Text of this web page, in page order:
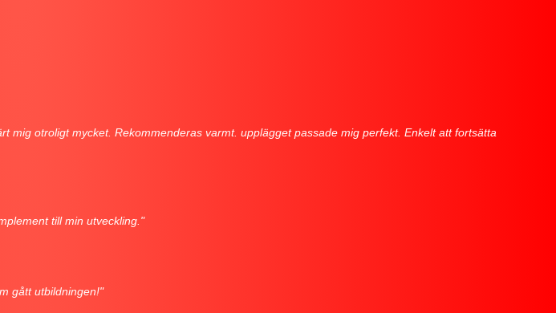
otroligt mycket. Rekommenderas varmt. upplägget passade mig perfekt. Enkelt att fortsätta
till min utveckling."
gått utbildningen!"